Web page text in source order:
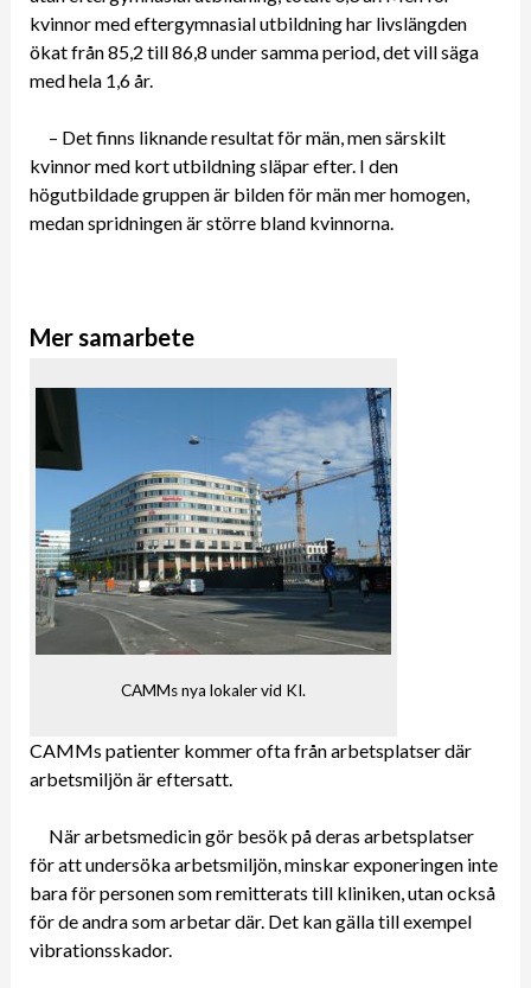
kvinnor med eftergymnasial utbildning har livslängden
ökat från 85,2 till 86,8 under samma period, det vill säga
med hela 1,6 år.
– Det finns liknande resultat för män, men särskilt
kvinnor med kort utbildning släpar efter. I den
högutbildade gruppen är bilden för män mer homogen,
medan spridningen är större bland kvinnorna.
Mer samarbete
CAMMs nya lokaler vid KI.
CAMMs patienter kommer ofta från arbetsplatser där
arbetsmiljön är eftersatt.
När arbetsmedicin gör besök på deras arbetsplatser
för att undersöka arbetsmiljön, minskar exponeringen inte
bara för personen som remitterats till kliniken, utan också
för de andra som arbetar där. Det kan gälla till exempel
vibrationsskador.